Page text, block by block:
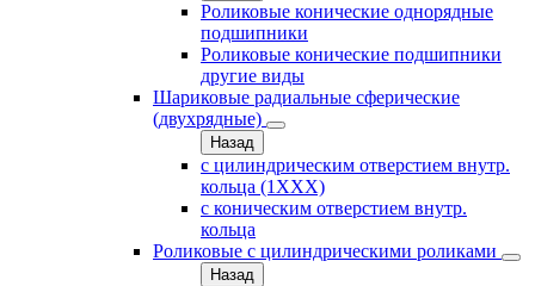
Роликовые конические однорядные
подшипники
Роликовые конические подшипники
другие виды
Шариковые радиальные сферические
(двухрядные)
Назад
с цилиндрическим отверстием внутр.
кольца (1ХХХ)
с коническим отверстием внутр.
кольца
Роликовые с цилиндрическими роликами
Назад